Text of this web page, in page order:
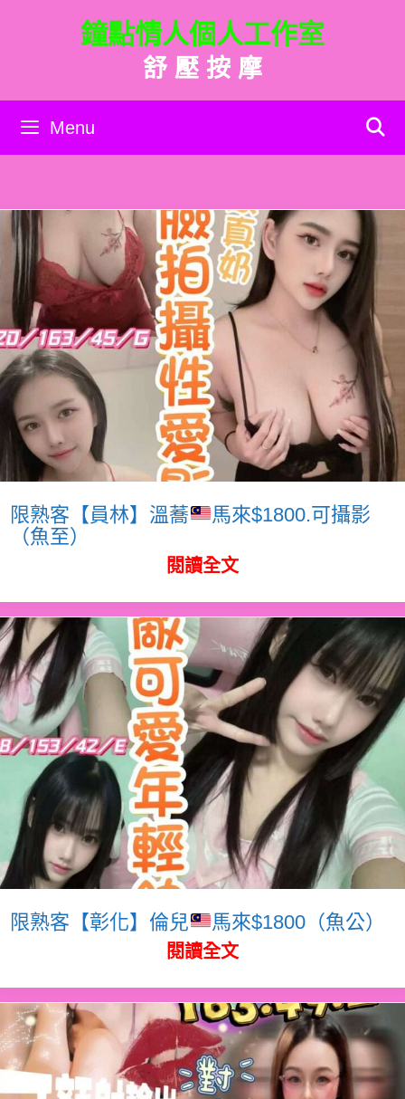
內
鐘點情人個人工作室
舒 壓 按 摩
Menu
限熟客【員林】溫蕎
馬來$1800.可攝影
（魚至）
閱讀全文
限熟客【彰化】倫兒 馬來$1800（魚公）
閱讀全文